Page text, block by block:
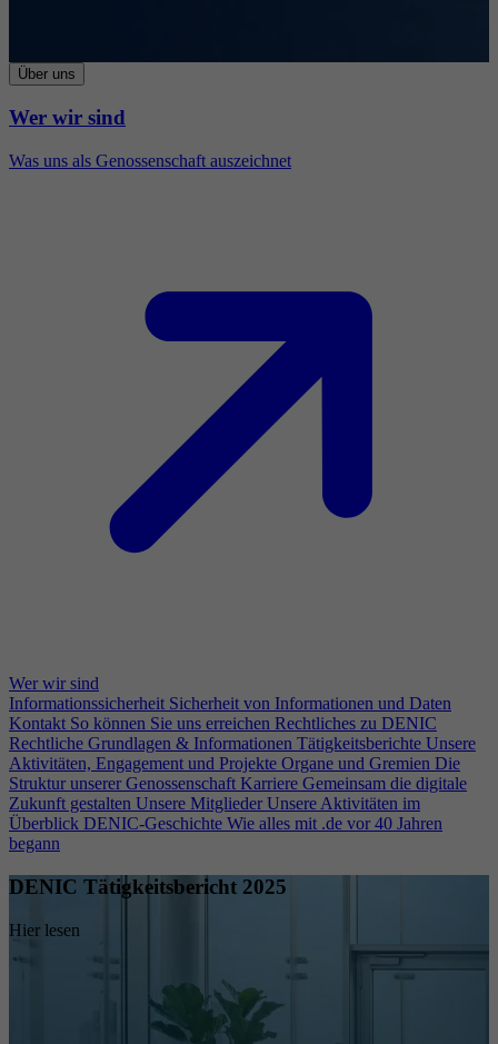
Über uns
Wer wir sind
Was uns als Genossenschaft auszeichnet
Wer wir sind
Informationssicherheit Sicherheit von Informationen und Daten
Kontakt So können Sie uns erreichen Rechtliches zu DENIC
Rechtliche Grundlagen & Informationen Tätigkeitsberichte Unsere
Aktivitäten, Engagement und Projekte Organe und Gremien Die
Struktur unserer Genossenschaft Karriere Gemeinsam die digitale
Zukunft gestalten Unsere Mitglieder Unsere Aktivitäten im
Überblick DENIC-Geschichte Wie alles mit .de vor 40 Jahren
begann
DENIC Tätigkeitsbericht 2025
Hier lesen